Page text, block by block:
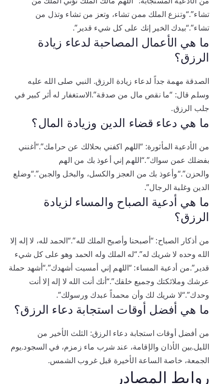
تشاء”.“وتنزع الملك ممن تشاء، وتعز من تشاء وتذل من
تشاء”.“بيدك الخير إنك على كل شيء قدير”.
ما هي الأعمال المصاحبة لدعاء زيادة
الرزق؟
الصدقة مهمة جداً لدعاء زيادة الرزق. النبي صلى الله عليه
وسلم قال: “ما نقص مال من صدقة”.الاستغفار له أثر كبير في
جلب الرزق.
ما هي دعاء قضاء الدين وزيادة المال؟
من الأدعية المأثورة: “اللهم اكفني بحلالك عن حرامك”.“أغنني
بفضلك عمن سواك”.“اللهم إني أعوذ بك من الهم
والحزن”.“وأعوذ بك من العجز والكسل، والبخل والجبن”.“وضلع
الدين وغلبة الرجال”.
ما هي أدعية الصباح والمساء لزيادة
الرزق؟
من أذكار الصباح: “أصبحنا وأصبح الملك لله”.“الحمد لله، لا إله إلا
الله وحده لا شريك له”.“له الملك وله الحمد وهو على كل شيء
قدير”.من أدعية المساء: “اللهم إني أمسيت أشهدك”.“أشهد حملة
عرشك وملائكتك وجميع خلقك”.“أنك أنت الله لا إله إلا أنت
وحدك”.“لا شريك لك وأن محمداً عبدك ورسولك”.
ما هي أفضل أوقات استجابة دعاء الرزق؟
من أفضل أوقات استجابة دعاء الرزق: الثلث الأخير من
الليل.بين الأذان والإقامة، عند شرب ماء زمزم، في السجود.يوم
الجمعة، خاصة الساعة الأخيرة قبل غروب الشمس.
روابط المصادر